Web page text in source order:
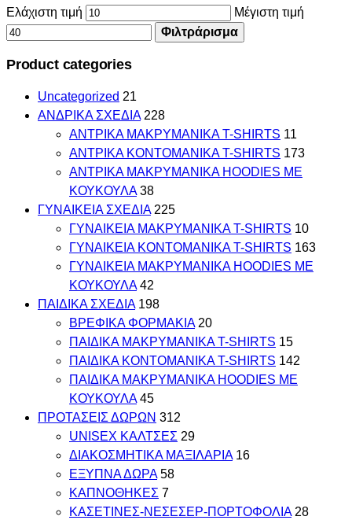
Ελάχιστη τιμή
Μέγιστη τιμή
Φιλτράρισμα
Product categories
Uncategorized 21
ΑΝΔΡΙΚΑ ΣΧΕΔΙΑ 228
ΑΝΤΡΙΚΑ MAKΡYMANIKA T-SHIRTS 11
ΑΝΤΡΙΚΑ ΚΟΝΤΟΜΑΝΙΚΑ T-SHIRTS 173
ΑΝΤΡΙΚΑ ΜΑΚΡΥΜΑΝΙΚΑ HOODIES ΜΕ
ΚΟΥΚΟΥΛΑ 38
ΓΥΝΑΙΚΕΙΑ ΣΧΕΔΙΑ 225
ΓΥΝΑΙΚΕΙΑ MAKΡYMANIKA T-SHIRTS 10
ΓΥΝΑΙΚΕΙΑ ΚΟΝΤΟΜΑΝΙΚΑ T-SHIRTS 163
ΓΥΝΑΙΚΕΙΑ ΜΑΚΡΥΜΑΝΙΚΑ HOODIES ΜΕ
ΚΟΥΚΟΥΛΑ 42
ΠΑΙΔΙΚΑ ΣΧΕΔΙΑ 198
ΒΡΕΦΙΚΑ ΦΟΡΜΑΚΙΑ 20
ΠΑΙΔΙΚΑ MAKΡYMANIKA T-SHIRTS 15
ΠΑΙΔΙΚΑ ΚΟΝΤΟΜΑΝΙΚΑ T-SHIRTS 142
ΠΑΙΔΙΚΑ ΜΑΚΡΥΜΑΝΙΚΑ HOODIES ΜΕ
ΚΟΥΚΟΥΛΑ 45
ΠΡΟΤΑΣΕΙΣ ΔΩΡΩΝ 312
UNISEX ΚΑΛΤΣΕΣ 29
ΔΙΑΚΟΣΜΗΤΙΚΑ ΜΑΞΙΛΑΡΙΑ 16
ΕΞΥΠΝΑ ΔΩΡΑ 58
ΚΑΠΝΟΘΗΚΕΣ 7
ΚΑΣΕΤΙΝΕΣ-ΝΕΣΕΣΕΡ-ΠΟΡΤΟΦΟΛΙΑ 28